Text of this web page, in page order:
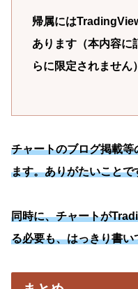
帰属には
あります（本内容に
らに限定されません
チャートのブログ掲載
ます。ありがたいことで
同時に、チャートが
る必要も、はっきり書い